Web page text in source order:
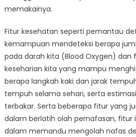
memakainya.
Fitur kesehatan seperti pemantau
kemampuan mendeteksi berapa
pada darah kita (Blood Oxygen) dan
keseharian kita yang mampu
berapa langkah kaki dan jarak
tempuh selama sehari, serta
terbakar. Serta beberapa fitur yang
dalam berlatih olah pernafasan,
dalam memandu mengolah nafas